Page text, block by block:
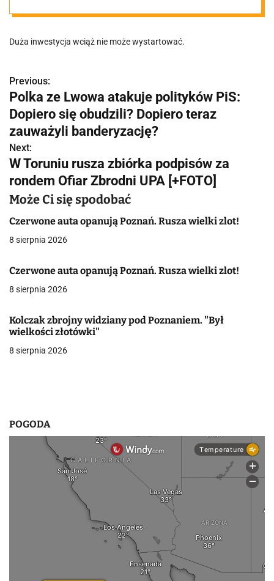
przebudowy
palmiarni. Będą
zmiany w
harmonogrami
e prac
Duża inwestycja wciąż nie może wystartować.
N
a
w
i
g
a
c
j
a
w
p
i
Previous:
Polka ze Lwowa atakuje polityków PiS:
Dopiero się obudzili? Dopiero teraz
zauważyli banderyzację?
Next:
W Toruniu rusza zbiórka podpisów za
rondem Ofiar Zbrodni UPA [+FOTO]
Może Ci się spodobać
Czerwone auta opanują Poznań. Rusza wielki zlot!
8 sierpnia 2026
Czerwone auta opanują Poznań. Rusza wielki zlot!
8 sierpnia 2026
Kolczak zbrojny widziany pod Poznaniem. "Był
wielkości złotówki"
8 sierpnia 2026
POGODA